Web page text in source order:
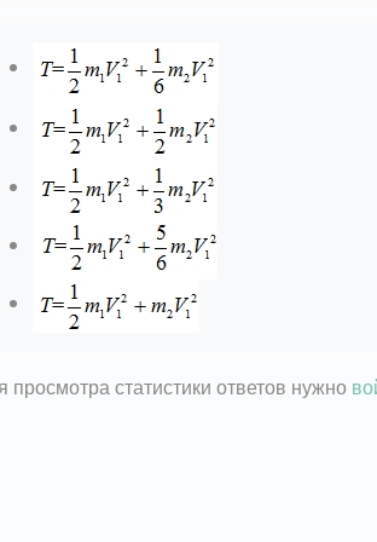
просмотра статистики ответов нужно